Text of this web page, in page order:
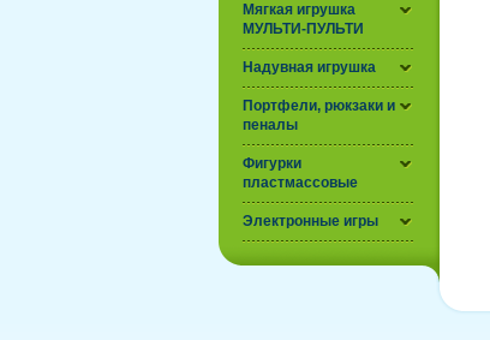
Мягкая игрушка
МУЛЬТИ-ПУЛЬТИ
Надувная игрушка
Портфели, рюкзаки и
пеналы
Фигурки
пластмассовые
Электронные игры